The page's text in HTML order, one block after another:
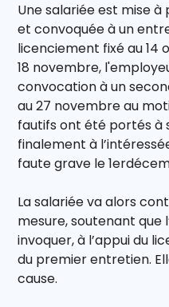
Une salariée est mise
et convoquée à un
licenciement fixé au 14
18 novembre,
convocation à un
au 27 novembre au
fautifs ont été portés à
finalement à
faute grave le
La salariée va alors
mesure, soutenant que
invoquer, à l’appui du
du premier entretien.
cause.